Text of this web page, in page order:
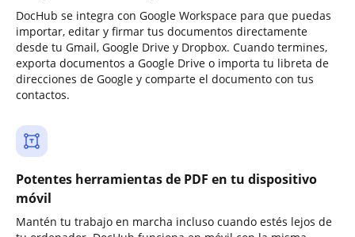
DocHub se integra con Google Workspace para que puedas
importar, editar y firmar tus documentos directamente
desde tu Gmail, Google Drive y Dropbox. Cuando termines,
exporta documentos a Google Drive o importa tu libreta de
direcciones de Google y comparte el documento con tus
contactos.
Potentes herramientas de PDF en tu dispositivo
móvil
Mantén tu trabajo en marcha incluso cuando estés lejos de